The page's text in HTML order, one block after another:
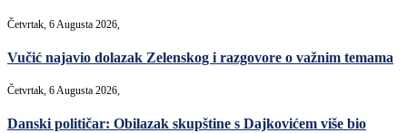
Četvrtak, 6 Augusta 2026,
Vučić najavio dolazak Zelenskog i razgovore o važnim temama
Četvrtak, 6 Augusta 2026,
Danski političar: Obilazak skupštine s Dajkovićem više bio